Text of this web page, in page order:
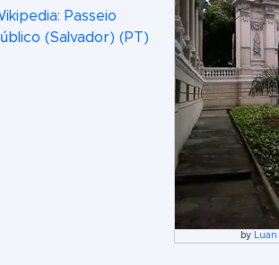
by Luan
Passeio
(Salvador) (PT)